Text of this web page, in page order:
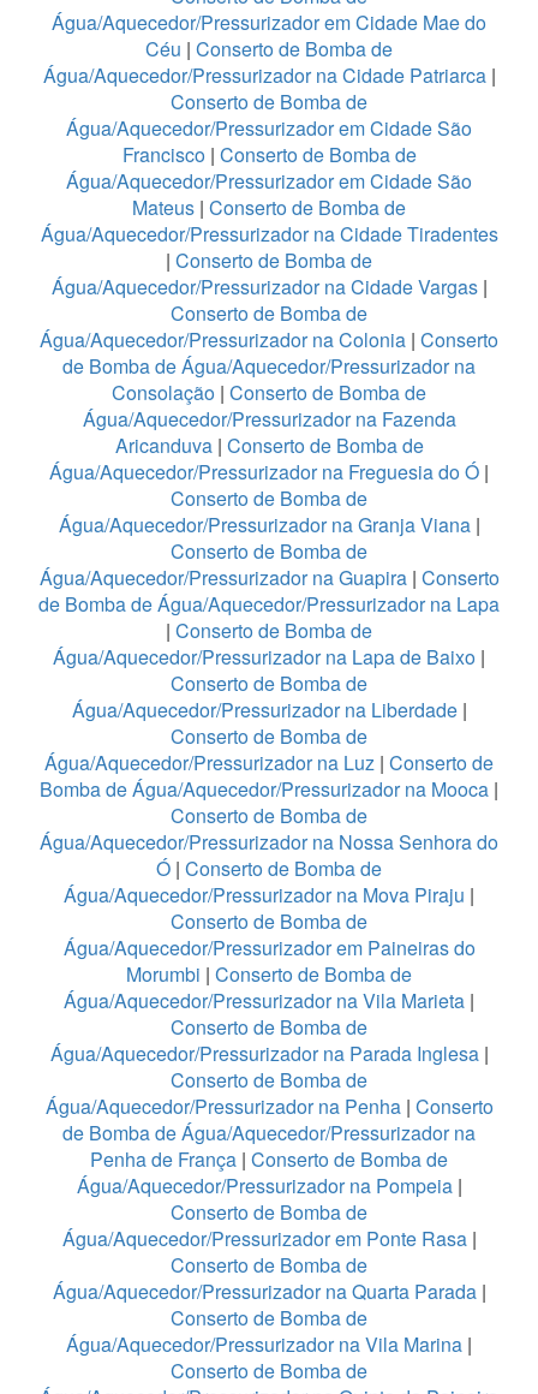
Água/Aquecedor/Pressurizador em Cidade Mae do
Céu | Conserto de Bomba de
Água/Aquecedor/Pressurizador na Cidade Patriarca|
Conserto de Bomba de
Água/Aquecedor/Pressurizador em Cidade São
Francisco | Conserto de Bomba de
Água/Aquecedor/Pressurizador em Cidade São
Mateus | Conserto de Bomba de
Água/Aquecedor/Pressurizador na Cidade Tiradentes
| Conserto de Bomba de
Água/Aquecedor/Pressurizador na Cidade Vargas |
Conserto de Bomba de
Água/Aquecedor/Pressurizador na Colonia | Conserto
de Bomba de Água/Aquecedor/Pressurizador na
Consolação | Conserto de Bomba de
Água/Aquecedor/Pressurizador na Fazenda
Aricanduva| Conserto de Bomba de
Água/Aquecedor/Pressurizador na Freguesia do Ó |
Conserto de Bomba de
Água/Aquecedor/Pressurizador na Granja Viana|
Conserto de Bomba de
Água/Aquecedor/Pressurizador na Guapira| Conserto
de Bomba de Água/Aquecedor/Pressurizador na Lapa
| Conserto de Bomba de
Água/Aquecedor/Pressurizador na Lapa de Baixo |
Conserto de Bomba de
Água/Aquecedor/Pressurizador na Liberdade |
Conserto de Bomba de
Água/Aquecedor/Pressurizador na Luz | Conserto de
Bomba de Água/Aquecedor/Pressurizador na Mooca |
Conserto de Bomba de
Água/Aquecedor/Pressurizador na Nossa Senhora do
Ó | Conserto de Bomba de
Água/Aquecedor/Pressurizador na Mova Piraju |
Conserto de Bomba de
Água/Aquecedor/Pressurizador em Paineiras do
Morumbi | Conserto de Bomba de
Água/Aquecedor/Pressurizador na Vila Marieta |
Conserto de Bomba de
Água/Aquecedor/Pressurizador na Parada Inglesa |
Conserto de Bomba de
Água/Aquecedor/Pressurizador na Penha| Conserto
de Bomba de Água/Aquecedor/Pressurizador na
Penha de França | Conserto de Bomba de
Água/Aquecedor/Pressurizador na Pompeia|
Conserto de Bomba de
Água/Aquecedor/Pressurizador em Ponte Rasa|
Conserto de Bomba de
Água/Aquecedor/Pressurizador na Quarta Parada|
Conserto de Bomba de
Água/Aquecedor/Pressurizador na Vila Marina |
Conserto de Bomba de